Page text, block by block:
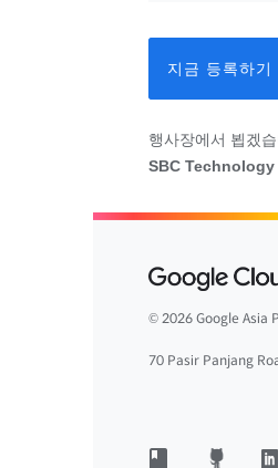
지금 등록하기
행사장에서 뵙겠습
SBC Technology
© 2026 Google Asia
70 Pasir Panjang